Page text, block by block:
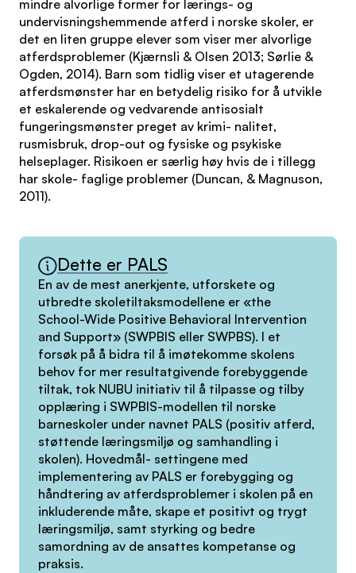
mindre alvorlige former for lærings- og
undervisningshemmende atferd i norske skoler, er
det en liten gruppe elever som viser mer alvorlige
atferdsproblemer (Kjærnsli & Olsen 2013; Sørlie &
Ogden, 2014). Barn som tidlig viser et utagerende
atferdsmønster har en betydelig risiko for å utvikle
et eskalerende og vedvarende antisosialt
fungeringsmønster preget av krimi- nalitet,
rusmisbruk, drop-out og fysiske og psykiske
helseplager. Risikoen er særlig høy hvis de i tillegg
har skole- faglige problemer (Duncan, & Magnuson,
2011).
Dette er PALS
En av de mest anerkjente, utforskete og
utbredte skoletiltaksmodellene er «the
School-Wide Positive Behavioral Intervention
and Support» (SWPBIS eller SWPBS). I et
forsøk på å bidra til å imøtekomme skolens
behov for mer resultatgivende forebyggende
tiltak, tok NUBU initiativ til å tilpasse og tilby
opplæring i SWPBIS-modellen til norske
barneskoler under navnet PALS (positiv atferd,
støttende læringsmiljø og samhandling i
skolen). Hovedmål- settingene med
implementering av PALS er forebygging og
håndtering av atferdsproblemer i skolen på en
inkluderende måte, skape et positivt og trygt
læringsmiljø, samt styrking og bedre
samordning av de ansattes kompetanse og
praksis.